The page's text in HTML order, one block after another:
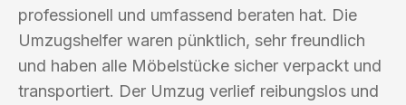
professionell und umfassend beraten hat. Die
Umzugshelfer waren pünktlich, sehr freundlich
und haben alle Möbelstücke sicher verpackt und
transportiert. Der Umzug verlief reibungslos und